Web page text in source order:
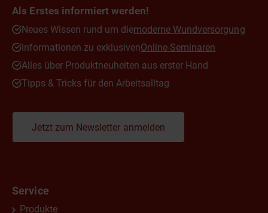
Als Erstes informiert werden!
Neues Wissen rund um diemoderne Wundversorgung
Informationen zu exklusivenOnline-Seminaren
Alles über Produktneuheiten aus erster Hand
Tipps & Tricks für den Arbeitsalltag
Jetzt zum Newsletter anmelden
Service
Produkte